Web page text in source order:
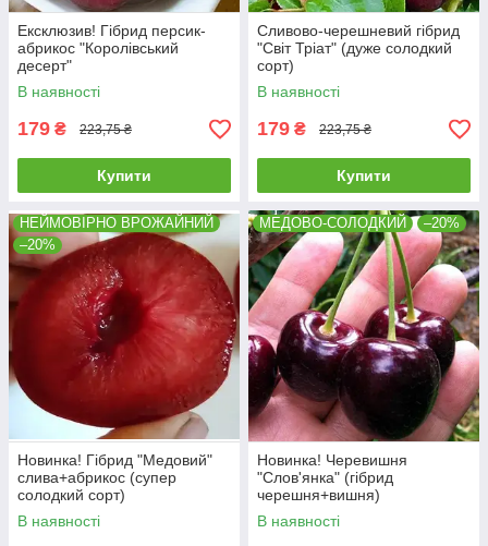
Ексклюзив! Гібрид персик-
абрикос "Королівський
десерт"
В наявності
179 ₴ 223,75 ₴
Купити
Сливово-черешневий гібрид
"Світ Тріат" (дуже солодкий
сорт)
В наявності
179 ₴ 223,75 ₴
Купити
НЕЙМОВІРНО ВРОЖАЙНИЙ
–20%
Новинка! Гібрид "Медовий"
слива+абрикос (супер
солодкий сорт)
В наявності
МЕДОВО-СОЛОДКИЙ –20%
Новинка! Черевишня
"Слов'янка" (гібрид
черешня+вишня)
В наявності